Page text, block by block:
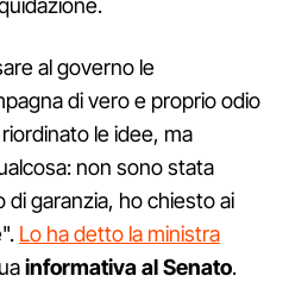
al governo le
di vero e proprio odio
le idee, ma
non sono stata
di garanzia, ho chiesto ai
Lo ha detto la ministra
informativa al Senato.